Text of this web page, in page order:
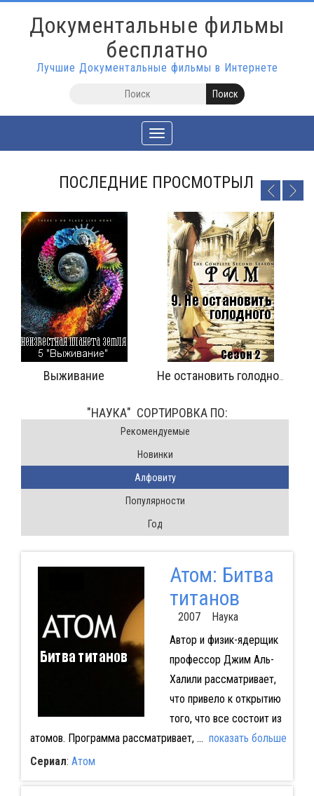
Документальные фильмы
бесплатно
Лучшие Документальные фильмы в Интернете
Toggle
navigation
ПОСЛЕДНИЕ ПРОСМОТРЫЛ
Не остановить голодного Узнай всё о грибах
"НАУКА" CОРТИРОВКА ПО:
Pекомендуемые
Новинки
Алфовиту
Популярности
Год
Атом: Битва
титанов
2007 Наука
Автор и физик-ядерщик
профессор Джим Аль-
Халили рассматривает,
что привело к открытию
того, что все состоит из
атомов. Программа рассматривает, ... показать больше
Сериал: Атом